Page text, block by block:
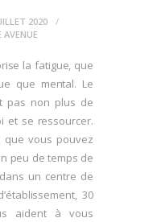
2020
AVENUE
la fatigue, que
que mental. Le
pas non plus de
et se ressourcer.
que vous pouvez
peu de temps de
un centre de
30
aident à vous